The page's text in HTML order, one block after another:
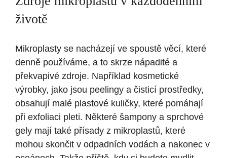
životě
Mikroplasty se nacházejí ve spoustě věcí, které
denně používáme, a to skrze nápadité a
překvapivé zdroje. Například kosmetické
výrobky, jako jsou peelingy a čisticí prostředky,
obsahují malé plastové kuličky, které pomáhají
při exfoliaci pleti. Některé šampony a sprchové
gely mají také přísady z mikroplastů, které
mohou skončit v odpadních vodách a nakonec v